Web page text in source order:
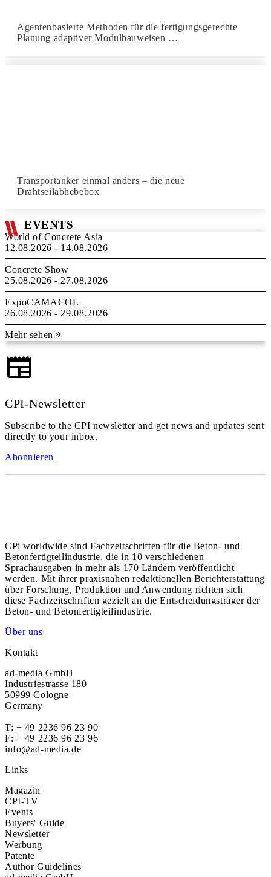
Agentenbasierte Methoden für die fertigungsgerechte
Planung adaptiver Modulbauweisen …
Transportanker einmal anders – die neue
Drahtseilabhebebox
EVENTS
World of Concrete Asia
12.08.2026 - 14.08.2026
Concrete Show
25.08.2026 - 27.08.2026
ExpoCAMACOL
26.08.2026 - 29.08.2026
Mehr sehen
CPI-Newsletter
Subscribe to the CPI newsletter and get news and updates sent
directly to your inbox.
Abonnieren
CPi worldwide sind Fachzeitschriften für die Beton- und
Betonfertigteilindustrie, die in 10 verschiedenen
Sprachausgaben in mehr als 170 Ländern veröffentlicht
werden. Mit ihrer praxisnahen redaktionellen Berichterstattung
über Forschung, Produktion und Anwendung richten sich
diese Fachzeitschriften gezielt an die Entscheidungsträger der
Beton- und Betonfertigteilindustrie.
Über uns
Kontakt
ad-media GmbH
Industriestrasse 180
50999 Cologne
Germany
T: + 49 2236 96 23 90
F: + 49 2236 96 23 96
info@ad-media.de
Links
Magazin
CPI-TV
Events
Buyers' Guide
Newsletter
Werbung
Patente
Author Guidelines